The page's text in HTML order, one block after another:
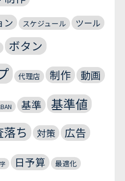
ン スケジュール ツール
ボタン
代理店 制作 動画
基準 基準値
ち 対策 広告
日予算 最適化